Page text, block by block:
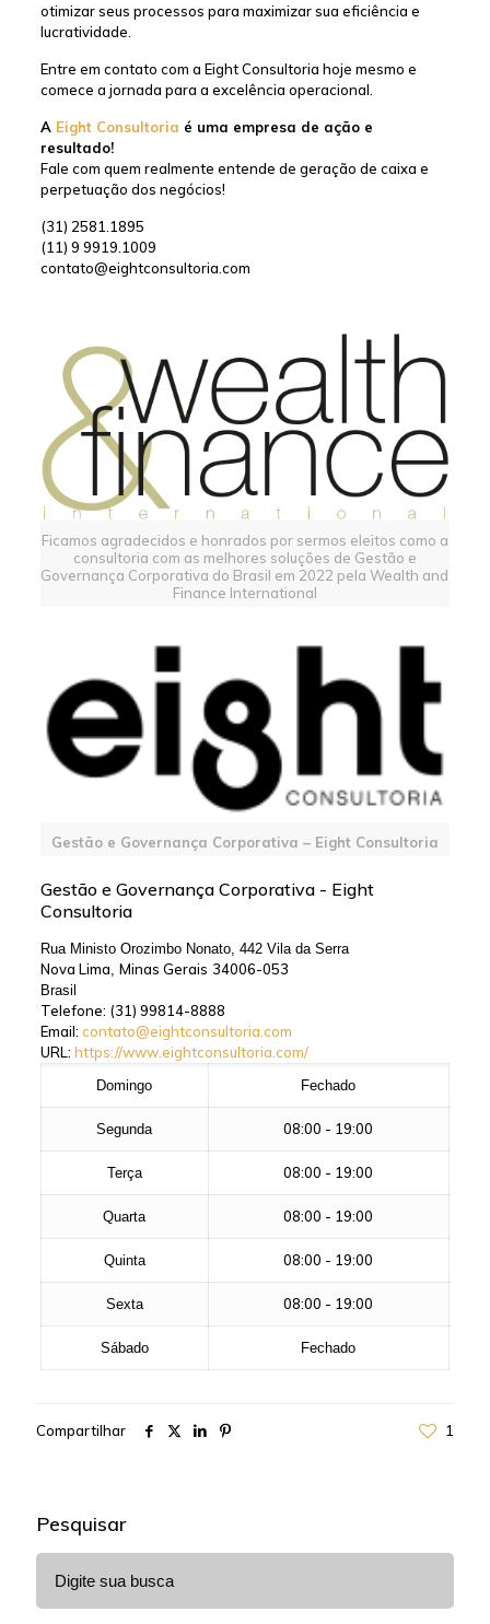
otimizar seus processos para maximizar sua eficiência e
lucratividade.
Entre em contato com a Eight Consultoria hoje mesmo e
comece a jornada para a excelência operacional.
A Eight Consultoria é uma empresa de ação e
resultado!
Fale com quem realmente entende de geração de caixa e
perpetuação dos negócios!
(31) 2581.1895
(11) 9 9919.1009
contato@eightconsultoria.com
Ficamos agradecidos e honrados por sermos eleitos como a
consultoria com as melhores soluções de Gestão e
Governança Corporativa do Brasil em 2022 pela Wealth and
Finance International
Gestão e Governança Corporativa – Eight Consultoria
Gestão e Governança Corporativa - Eight
Consultoria
Rua Ministo Orozimbo Nonato, 442 Vila da Serra
Nova Lima, Minas Gerais 34006-053
Brasil
Telefone: (31) 99814-8888
Email: contato@eightconsultoria.com
URL: https://www.eightconsultoria.com/
Domingo Fechado
Segunda 08:00 - 19:00
Terça 08:00 - 19:00
Quarta 08:00 - 19:00
Quinta 08:00 - 19:00
Sexta 08:00 - 19:00
Sábado Fechado
Compartilhar 1
Pesquisar